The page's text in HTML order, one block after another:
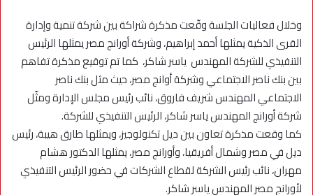
وخلال فعاليات الجلسة وقّعت مذكرة شراكة بين شركة تنمية وإدارة
القرى الذكية يمثلها أحمد إبراهيم، وشركة أورانج مصر يمثلها الرئيس
التنفيذي للشركة المهندس ياسر شاكر، كما تم توقيع مذكرة تفاهم
بين بنك ناصر الاجتماعي وشركة أوانج مصر، حيث مثل بنك ناصر
الاجتماعي المهندس شريف فاروق، نائب رئيس مجلس الإدارة ومثّل
شركة أورانج المهندس ياسر شاكر، الرئيس التنفيذي للشركة.
كما وقعت مذكرة تعاون بين ديل تكنولوجيز، ويمثلها طارق هيبة، رئيس
ديل في مصر وشمال أفريقيا، وأورانج مصر، يمثلها الدكتور هشام
مهران، نائب رئيس الشركة لقطاع الشركات في حضور الرئيس التنفيذي
لأورانج مصر المهندس ياسر شاكر.